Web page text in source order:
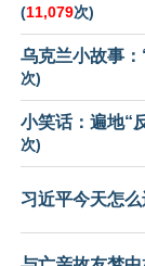
(11,079次)
乌克兰小故事
次)
小笑话：遍地“
次)
习近平今天怎